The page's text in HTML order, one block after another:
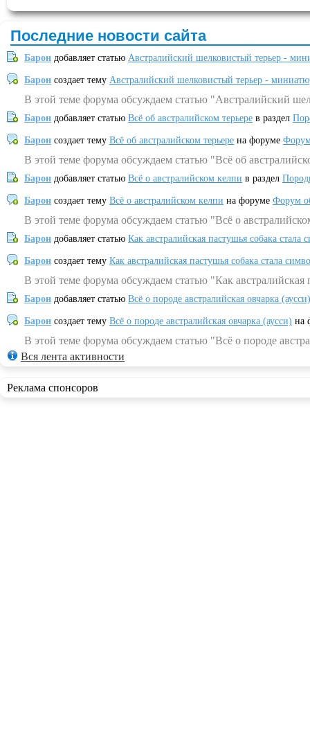
Последние новости сайта
Барон добавляет статью Австралийский шелковистый терьер -
Барон создает тему Австралийский шелковистый терьер -
В этой теме форума обсуждаем статью "Австралийский
Барон добавляет статью Всё об австралийском терьере в раздел
Барон создает тему Всё об австралийском терьере на форуме
В этой теме форума обсуждаем статью "Всё об
Барон добавляет статью Всё о австралийском келпи в раздел
Барон создает тему Всё о австралийском келпи на форуме Форум
В этой теме форума обсуждаем статью "Всё о
Барон добавляет статью Как австралийская пастушья собака
Барон создает тему Как австралийская пастушья собака стала
В этой теме форума обсуждаем статью "Как
Барон добавляет статью Всё о породе австралийская овчарка (аусси)
Барон создает тему Всё о породе австралийская овчарка (аусси) на
В этой теме форума обсуждаем статью "Всё о породе
Вся лента активности
Реклама спонсоров